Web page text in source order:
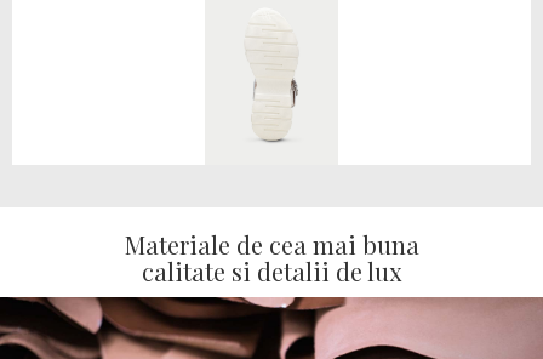
Materiale de cea mai buna
calitate si detalii de lux